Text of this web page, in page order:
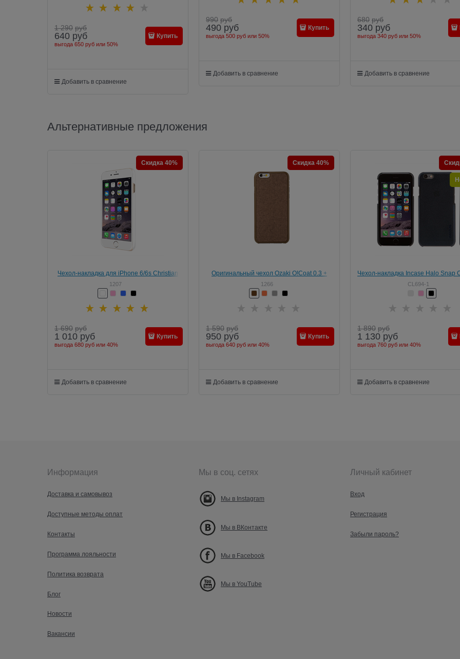
1 290 руб
640 руб
выгода 650 руб или 50%
Купить
Добавить в сравнение
990 руб
490 руб
выгода 500 руб или 50%
Купить
Добавить в сравнение
680 руб
340 руб
выгода 340 руб или 50%
Добавить в сравнение
Альтернативные предложения
Чехол-накладка для iPhone 6/6s Christian
Lacroix Butterfly Collection
1207
Скидка 40%
1 690 руб
1 010 руб
выгода 680 руб или 40%
Купить
Добавить в сравнение
Оригинальный чехол Ozaki O!Coat 0.3 +
Canvas для iPhone 6/6s
1266
Скидка 40%
1 590 руб
950 руб
выгода 640 руб или 40%
Купить
Добавить в сравнение
Чехол-накладка Incase Halo Snap
iPhone 6/6s
CL694-1
1 890 руб
1 130 руб
выгода 760 руб или 40%
Добавить в сравнение
Информация
Доставка и самовывоз
Доступные методы оплат
Контакты
Программа лояльности
Политика возврата
Блог
Новости
Вакансии
Мы в соц. сетях
Мы в Instagram
Мы в ВКонтакте
Мы в Facebook
Мы в YouTube
Личный кабинет
Вход
Регистрация
Забыли пароль?